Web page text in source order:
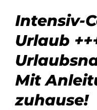
Intensiv-
Urlaub
Mit
zuhause!